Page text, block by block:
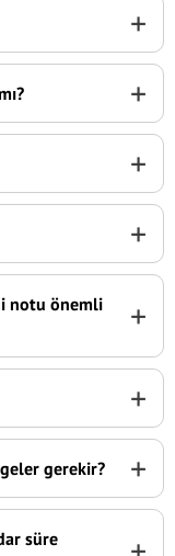
+
+
+
+
notu önemli
+
+
gerekir? +
süre